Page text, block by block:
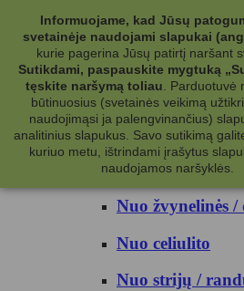
Kategorijos
Kosmetika
Kūno priežiūrai
Nuo prakaito
Kūno prausikliai
Nuo žvynelinės
Nuo celiulito
Nuo strijų /
Informuojame, kad Jūsų
svetainėje naudojami slapukai
kurie pagerina Jūsų patirtį naršant
Sutikdami, paspauskite mygtuką
tęskite naršymą toliau
Parduotuvė
būtinuosius (svetainės veikimą
naudojimąsi ja palengvinančius)
analitinius slapukus. Savo sutikimą
kuriuo metu, ištrindami įrašytus
naudojamos naršyklės.